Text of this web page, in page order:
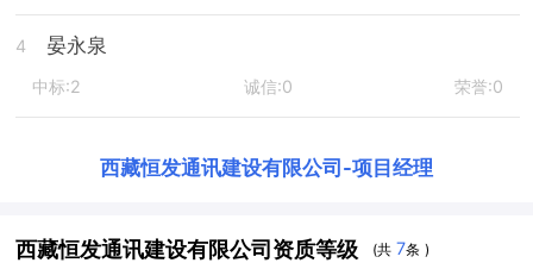
4 晏永泉
中标:2 诚信:0 荣誉:0
西藏恒发通讯建设有限公司 -项目经理
西藏恒发通讯建设有限公司资质等级 (共7条 )